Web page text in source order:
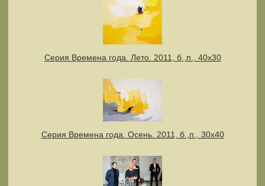
Серия Времена года. Лето. 2011, б.,п., 40х30
Серия Времена года. Осень. 2011, б.,п., 30х40